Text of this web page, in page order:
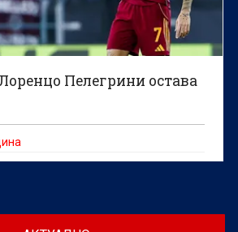
Пелегрини остава